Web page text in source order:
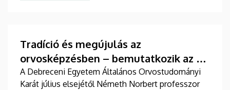
jelent meg tanulmány a világ egyik legrangosabb
szerzője a Debreceni Egyetem egyetemi tanára.
Tradíció és megújulás az
orvosképzésben – bemutatkozik az új
ÁOK-dékán
A Debreceni Egyetem Általános Orvostudományi
Karát július elsejétől Németh Norbert professzor